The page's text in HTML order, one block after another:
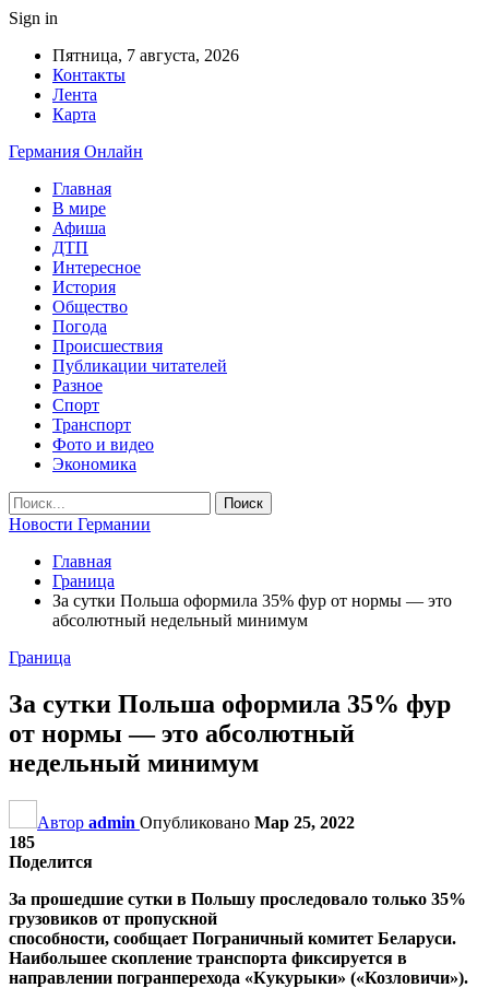
Sign in
Пятница, 7 августа, 2026
Контакты
Лента
Карта
Германия Онлайн
Главная
В мире
Афиша
ДТП
Интересное
История
Общество
Погода
Происшествия
Публикации читателей
Разное
Спорт
Транспорт
Фото и видео
Экономика
Новости Германии
Главная
Граница
За сутки Польша оформила 35% фур от нормы — это
абсолютный недельный минимум
Граница
За сутки Польша оформила 35% фур
от нормы — это абсолютный
недельный минимум
Автор admin Опубликовано Мар 25, 2022
185
Поделится
За прошедшие сутки в Польшу проследовало только 35%
грузовиков от пропускной
способности, сообщает Пограничный комитет Беларуси.
Наибольшее скопление транспорта фиксируется в
направлении погранперехода «Кукурыки» («Козловичи»).